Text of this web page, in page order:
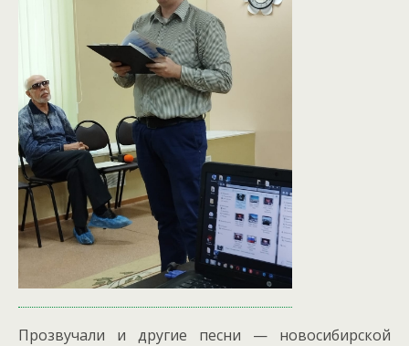
Прозвучали и другие песни — новосибирской